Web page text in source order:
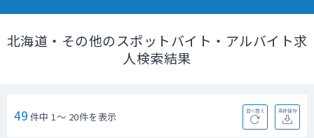
北海道・その他のスポットバイト・アルバイト求
人検索結果
49 件中 1～ 20件を表示 並べ替え 条件保存